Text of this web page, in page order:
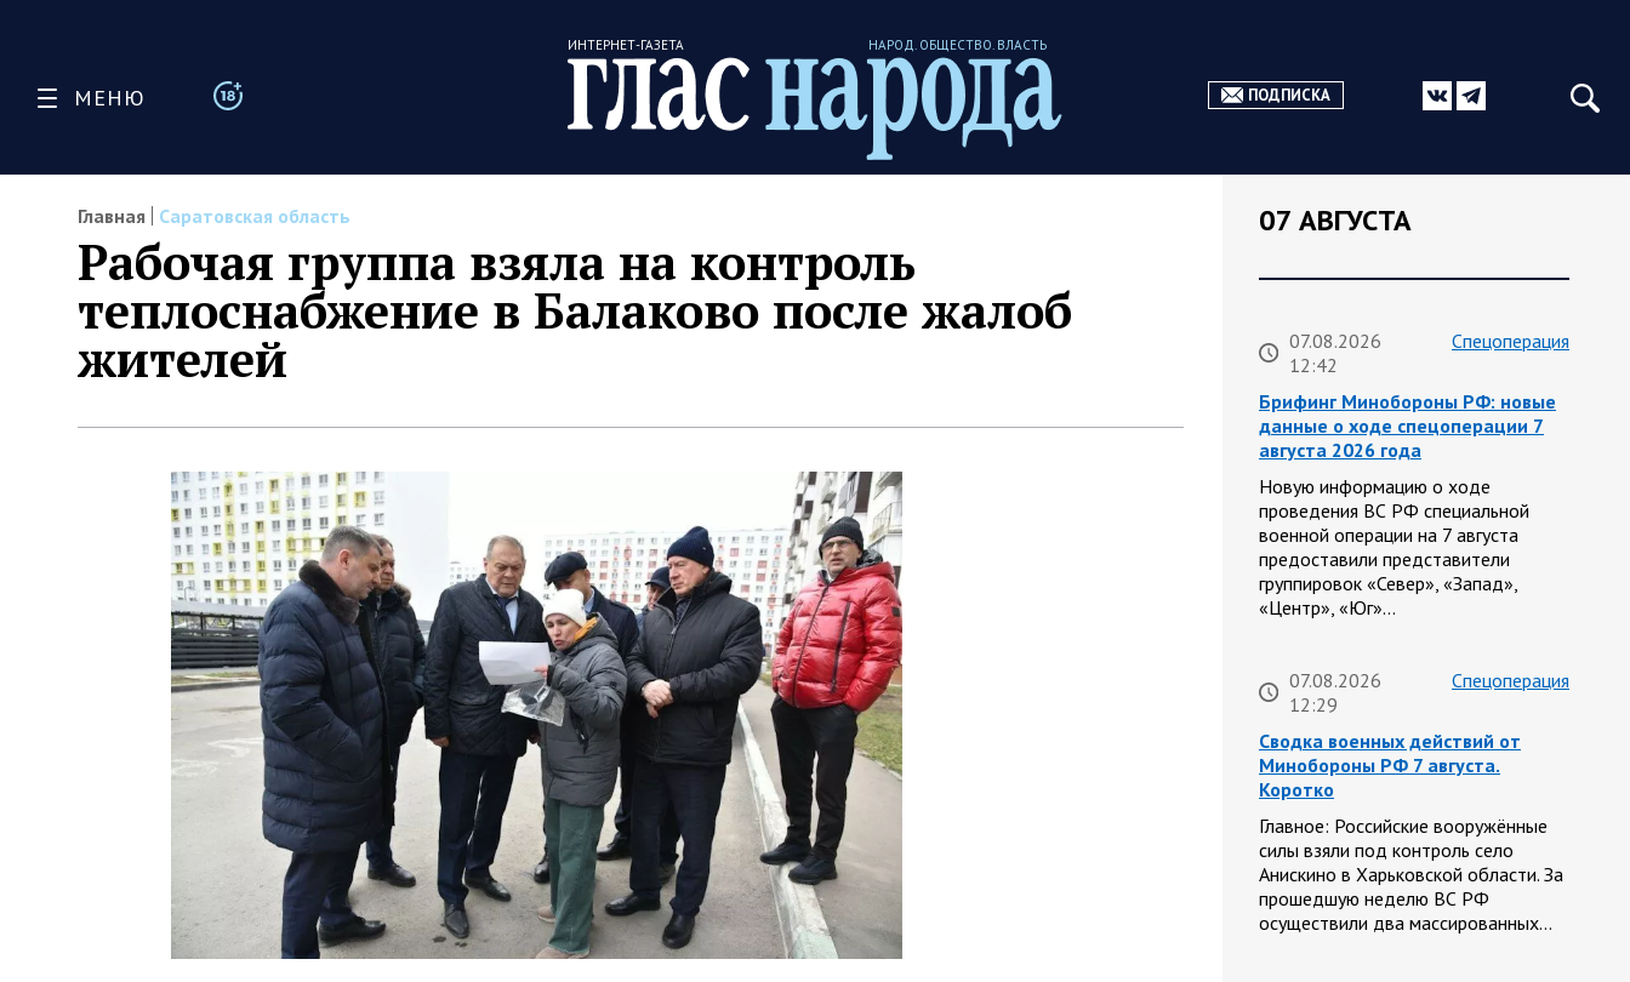
МЕНЮ
ИНТЕРНЕТ-ГАЗЕТА НАРОД. ОБЩЕСТВО. ВЛАСТЬ
ПОДПИСКА
Главная Саратовская область
Рабочая группа взяла на контроль
теплоснабжение в Балаково после жалоб
жителей
07 АВГУСТА
07.08.2026
12:42
Спецоперация
Брифинг Минобороны РФ: новые
данные о ходе спецоперации 7
августа 2026 года
Новую информацию о ходе
проведения ВС РФ специальной
военной операции на 7 августа
предоставили представители
группировок «Север», «Запад»,
«Центр», «Юг»…
07.08.2026
12:29
Спецоперация
Сводка военных действий от
Минобороны РФ 7 августа.
Коротко
Главное: Российские вооружённые
силы взяли под контроль село
Анискино в Харьковской области. За
прошедшую неделю ВС РФ
осуществили два массированных…